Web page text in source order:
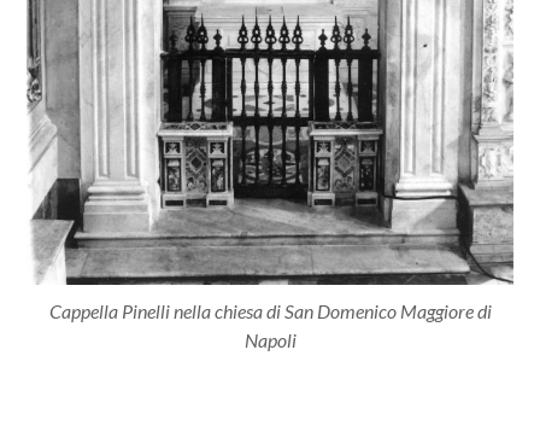
Cappella Pinelli nella chiesa di San Domenico Maggiore di
Napoli